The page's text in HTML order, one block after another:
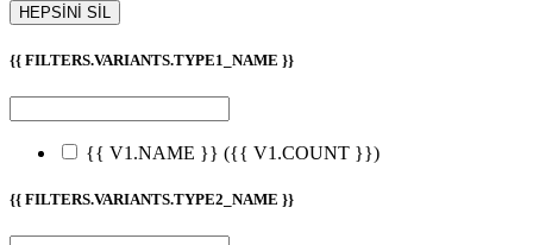
HEPSİNİ SİL
{{ FILTERS.VARIANTS.TYPE1_NAME }}
{{ V1.NAME }} ({{ V1.COUNT }})
{{ FILTERS.VARIANTS.TYPE2_NAME }}